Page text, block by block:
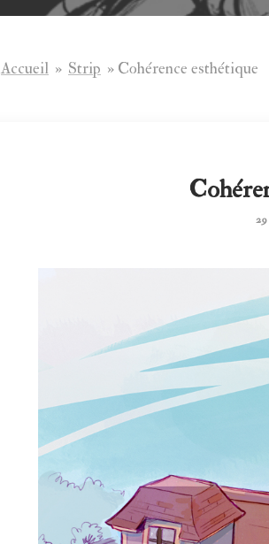
Accueil » Strip » Cohérence esthétique